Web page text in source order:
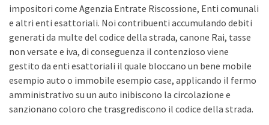
impositori come Agenzia Entrate Riscossione, Enti comunali
e altri enti esattoriali. Noi contribuenti accumulando debiti
generati da multe del codice della strada, canone Rai, tasse
non versate e iva, di conseguenza il contenzioso viene
gestito da enti esattoriali il quale bloccano un bene mobile
esempio auto o immobile esempio case, applicando il fermo
amministrativo su un auto inibiscono la circolazione e
sanzionano coloro che trasgrediscono il codice della strada.